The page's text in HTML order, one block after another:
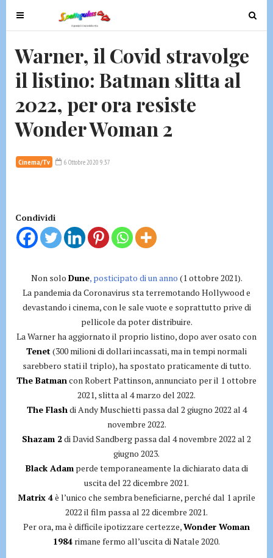
T
o
g
l
e
n
v
g
o
n
T
o
g
Warner, il Covid stravolge
il listino: Batman slitta al
2022, per ora resiste
Wonder Woman 2
Cinema/Tv 6 Ottobre 2020 9:37
Condividi
Non solo Dune, posticipato di un anno (1 ottobre 2021).
La pandemia da Coronavirus sta terremotando Hollywood e
devastando i cinema, con le sale vuote e soprattutto prive di
pellicole da poter distribuire.
La Warner ha aggiornato il proprio listino, dopo aver osato con
Tenet(300 milioni di dollari incassati, ma in tempi normali
sarebbero stati il triplo), ha spostato praticamente di tutto.
The Batmancon Robert Pattinson, annunciato per il 1 ottobre
2021, slitta al 4 marzo del 2022.
The Flashdi Andy Muschietti passa dal 2 giugno 2022 al 4
novembre 2022.
Shazam 2di David Sandberg passa dal 4 novembre 2022 al 2
giugno 2023.
Black Adamperde temporaneamente la dichiarato data di
uscita del 22 dicembre 2021.
Matrix 4è l’unico che sembra beneficiarne, perché dal 1 aprile
2022 il film passa al 22 dicembre 2021.
Per ora, ma è difficile ipotizzare certezze,Wonder Woman
1984 rimane fermo all’uscita di Natale 2020.